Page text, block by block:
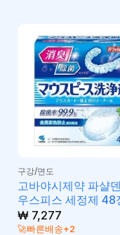
구강/면도
고바야시제약 파샬
우스피스 세정제 48
₩7,277
🚀빠른배송+2